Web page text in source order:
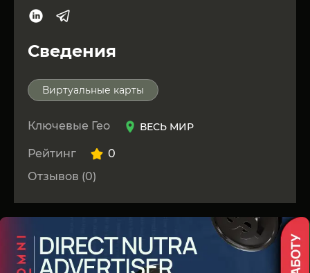
Сведения
Виртуальные карты
Ключевые Гео ВЕСЬ МИР
Рейтинг
0
Отзывов (0)